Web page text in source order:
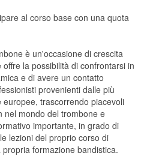
al corso base con una quota
è un'occasione di crescita
la possibilità di confrontarsi in
e di avere un contatto
provenienti dalle più
trascorrendo piacevoli
nel mondo del trombone e
importante, in grado di
lezioni del proprio corso di
formazione bandistica.